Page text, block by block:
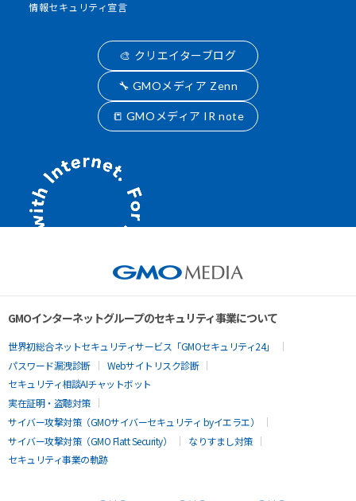
情報セキュリティ宣言
🎨 クリエイターブログ
🔧 GMOメディア Zenn
📒 GMOメディア IR note
GMOインターネットグループのセキュリティ事業について
世界初総合ネットセキュリティサービス「GMOセキュリティ24」
パスワード漏洩診断
Webサイトリスク診断
セキュリティ相談AIチャットボット
実在証明・盗聴対策
サイバー攻撃対策（GMOサイバーセキュリティ byイエラエ）
サイバー攻撃対策（GMO Flatt Security）
なりすまし対策
セキュリティ事業の軌跡